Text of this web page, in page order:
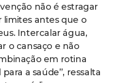
não é estragar
limites antes que o
Intercalar água,
o cansaço e não
em rotina
a saúde”, ressalta